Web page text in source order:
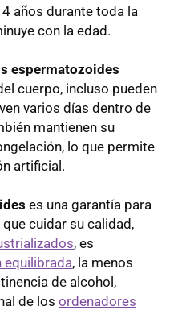
años durante toda la
con la edad.
espermatozoides
cuerpo, incluso pueden
varios días dentro de
mantienen su
lo que permite
artificial.
es una garantía para
cuidar su calidad,
, es
equilibrada, la menos
de alcohol,
de los ordenadores